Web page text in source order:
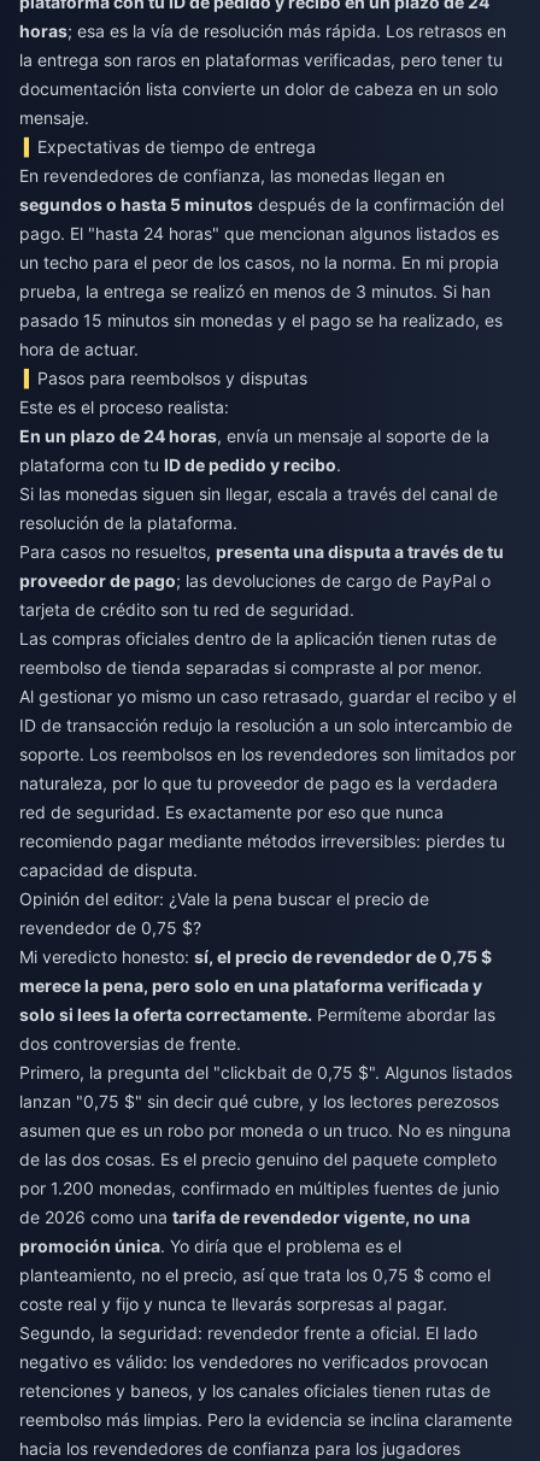
horas; esa es la vía de resolución más rápida. Los retrasos en
la entrega son raros en plataformas verificadas, pero tener tu
documentación lista convierte un dolor de cabeza en un solo
mensaje.
Expectativas de tiempo de entrega
En revendedores de confianza, las monedas llegan en
segundos o hasta 5 minutos después de la confirmación del
pago. El "hasta 24 horas" que mencionan algunos listados es
un techo para el peor de los casos, no la norma. En mi propia
prueba, la entrega se realizó en menos de 3 minutos. Si han
pasado 15 minutos sin monedas y el pago se ha realizado, es
hora de actuar.
Pasos para reembolsos y disputas
Este es el proceso realista:
En un plazo de 24 horas, envía un mensaje al soporte de la
plataforma con tu ID de pedido y recibo.
Si las monedas siguen sin llegar, escala a través del canal de
resolución de la plataforma.
Para casos no resueltos, presenta una disputa a través de tu
proveedor de pago; las devoluciones de cargo de PayPal o
tarjeta de crédito son tu red de seguridad.
Las compras oficiales dentro de la aplicación tienen rutas de
reembolso de tienda separadas si compraste al por menor.
Al gestionar yo mismo un caso retrasado, guardar el recibo y el
ID de transacción redujo la resolución a un solo intercambio de
soporte. Los reembolsos en los revendedores son limitados por
naturaleza, por lo que tu proveedor de pago es la verdadera
red de seguridad. Es exactamente por eso que nunca
recomiendo pagar mediante métodos irreversibles: pierdes tu
capacidad de disputa.
Opinión del editor: ¿Vale la pena buscar el precio de
revendedor de 0,75 $?
Mi veredicto honesto: sí, el precio de revendedor de 0,75 $
merece la pena, pero solo en una plataforma verificada y
solo si lees la oferta correctamente. Permíteme abordar las
dos controversias de frente.
Primero, la pregunta del "clickbait de 0,75 $". Algunos listados
lanzan "0,75 $" sin decir qué cubre, y los lectores perezosos
asumen que es un robo por moneda o un truco. No es ninguna
de las dos cosas. Es el precio genuino del paquete completo
por 1.200 monedas, confirmado en múltiples fuentes de junio
de 2026 como una tarifa de revendedor vigente, no una
promoción única. Yo diría que el problema es el
planteamiento, no el precio, así que trata los 0,75 $ como el
coste real y fijo y nunca te llevarás sorpresas al pagar.
Segundo, la seguridad: revendedor frente a oficial. El lado
negativo es válido: los vendedores no verificados provocan
retenciones y baneos, y los canales oficiales tienen rutas de
reembolso más limpias. Pero la evidencia se inclina claramente
hacia los revendedores de confianza para los jugadores